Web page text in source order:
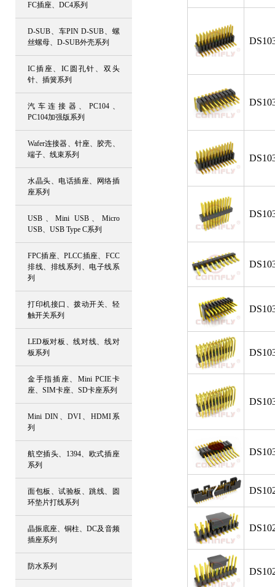
FC插座、DC4系列
D-SUB、车PIN D-SUB、螺
丝螺母、D-SUB外壳系列
IC插座、IC圆孔针、双头
针、插簧系列
汽车连接器、PC104、
PC104加强版系列
Wafer连接器、针座、胶壳、
端子、线束系列
水晶头、电话插座、网络插
座系列
USB、Mini USB、Micro
USB、USB Type C系列
FPC插座、PLCC插座、FCC
排线、排线系列、电子线系
列
打印机接口、拨动开关、轻
触开关系列
LED板对板、线对线、线对
板系列
金手指插座、Mini PCIE卡
座、SIM卡座、SD卡座系列
Mini DIN、DVI、HDMI系
列
航空插头、1394、欧式插座
系列
面包板、试验板、跳线、圆
环垫片打线系列
晶振底座、铜柱、DC及音频
插座系列
防水系列